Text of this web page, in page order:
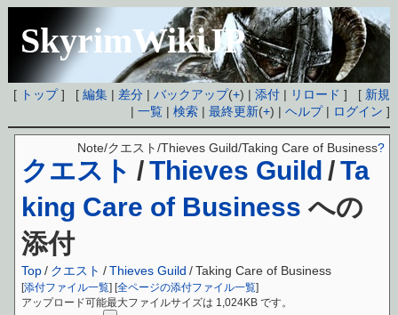
SkyrimWikiJP
[ トップ] [編集 | 差分 |バックアップ(+) |添付 | リロード ] [ 新規
|一覧 |検索 |最終更新(+) |ヘルプ| ログイン ]
クエスト /Thieves Guild /Ta
king Care of Business への
添付
Note/クエスト/Thieves Guild/Taking Care of Business?
Top / クエスト /Thieves Guild / Taking Care of Business
[添付ファイル一覧] [全ページの添付ファイル一覧]
アップロード可能最大ファイルサイズは 1,024KB です。